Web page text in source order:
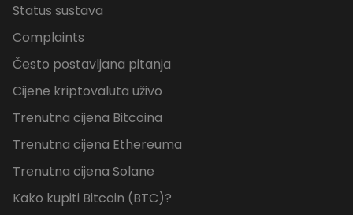
Status sustava
Complaints
Često postavljana pitanja
Cijene kriptovaluta uživo
Trenutna cijena Bitcoina
Trenutna cijena Ethereuma
Trenutna cijena Solane
Kako kupiti Bitcoin (BTC)?